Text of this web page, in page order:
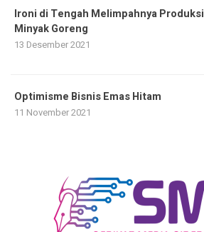
Ironi di Tengah Melimpahnya Produksi
Minyak Goreng
13 Desember 2021
Optimisme Bisnis Emas Hitam
11 November 2021